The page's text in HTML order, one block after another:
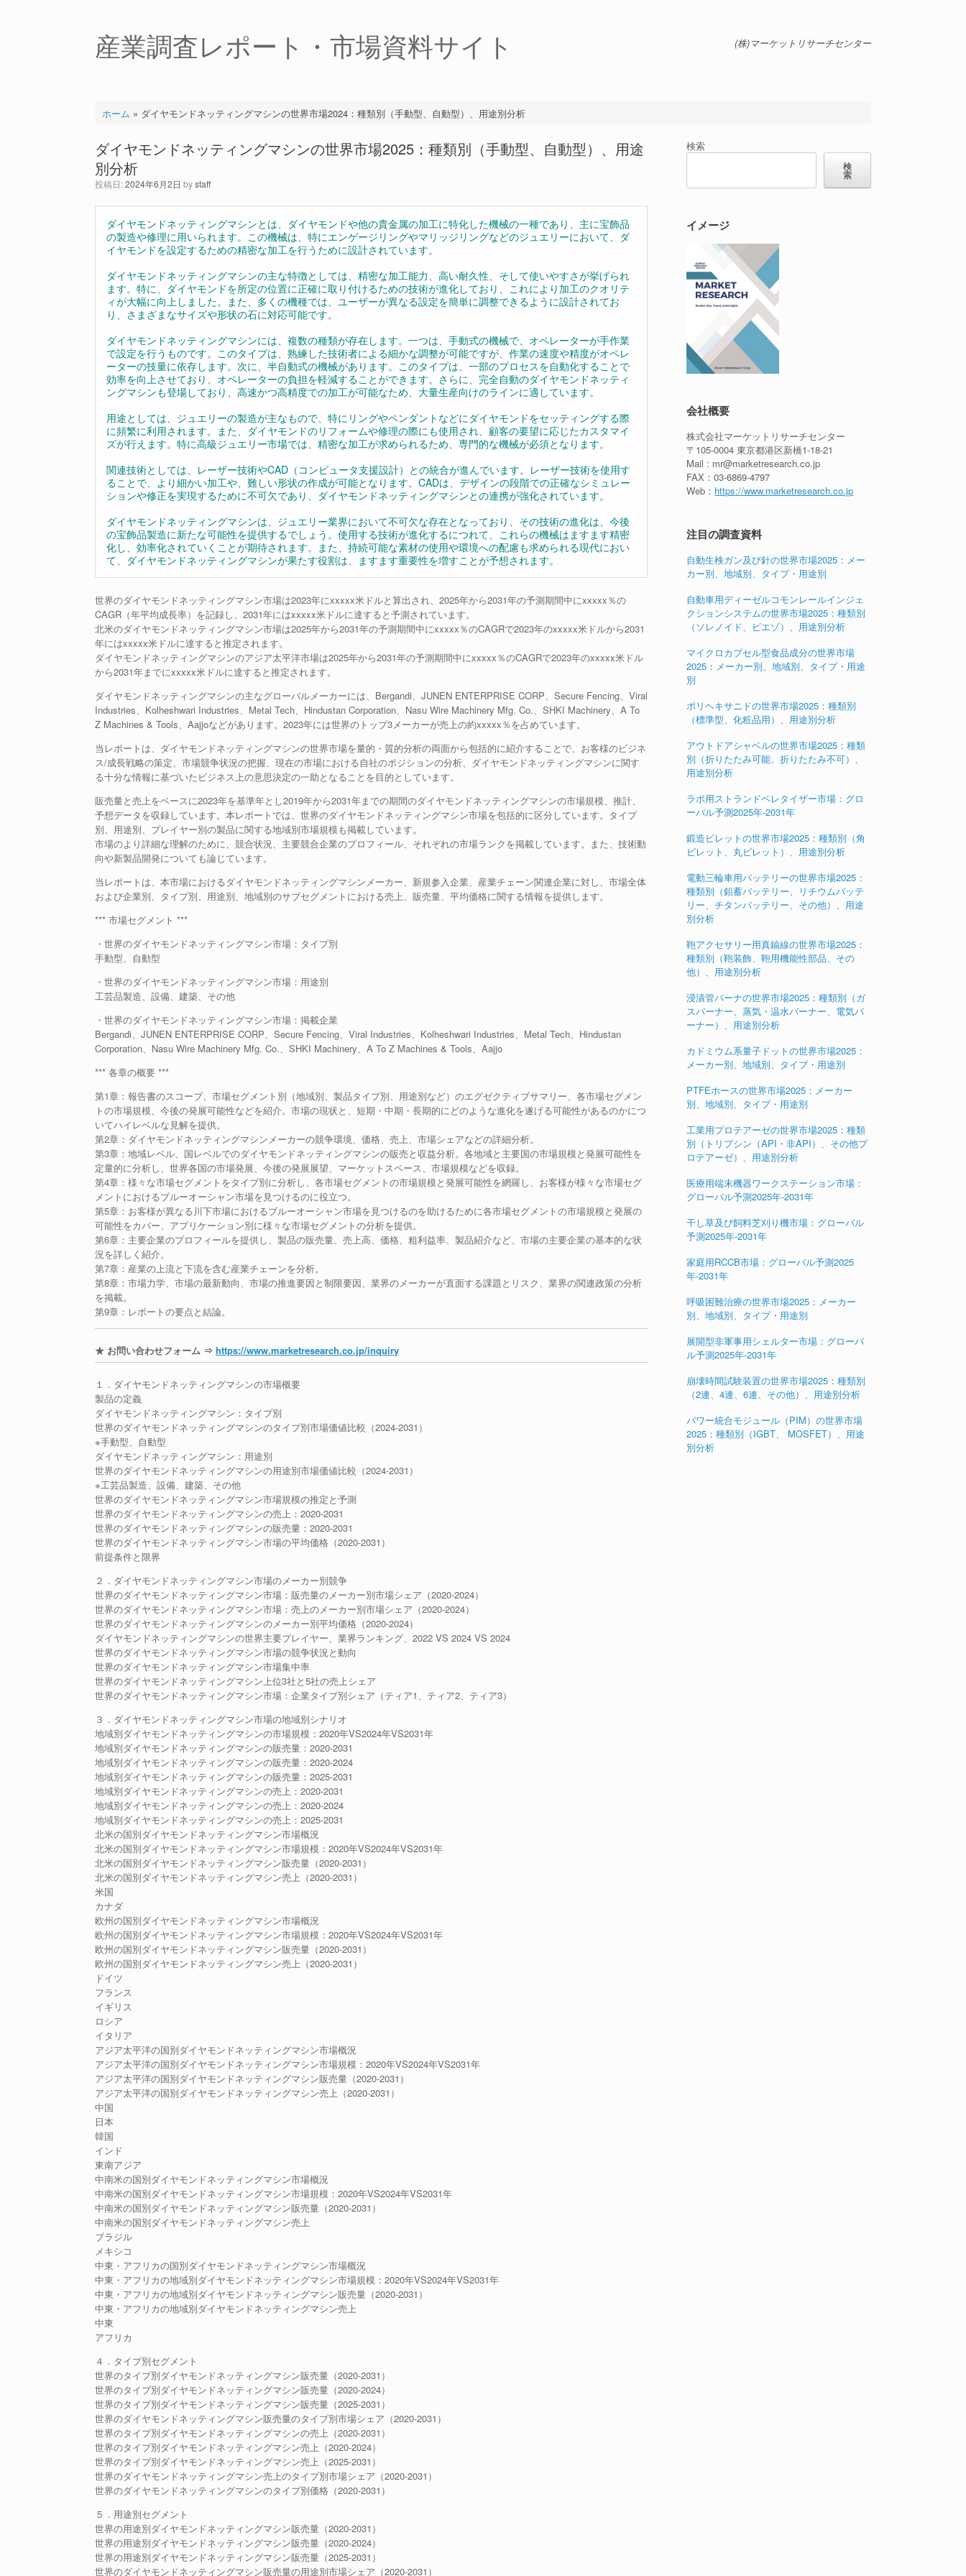
産業調査レポート・市場資料サイト (株)マーケットリサーチセンター
ホーム » ダイヤモンドネッティングマシンの世界市場2024：種類別（手動型、自動型）、用途別分析
ダイヤモンドネッティングマシンの世界市場2025：種類別（手動型、自動型）、用途
別分析
投稿日:2024年6月2日 bystaff
ダイヤモンドネッティングマシンとは、ダイヤモンドや他の貴金属の加工に特化した機械の一種であり、主に宝飾品
の製造や修理に用いられます。この機械は、特にエンゲージリングやマリッジリングなどのジュエリーにおいて、ダ
イヤモンドを設定するための精密な加工を行うために設計されています。
ダイヤモンドネッティングマシンの主な特徴としては、精密な加工能力、高い耐久性、そして使いやすさが挙げられ
ます。特に、ダイヤモンドを所定の位置に正確に取り付けるための技術が進化しており、これにより加工のクオリテ
ィが大幅に向上しました。また、多くの機種では、ユーザーが異なる設定を簡単に調整できるように設計されてお
り、さまざまなサイズや形状の石に対応可能です。
ダイヤモンドネッティングマシンには、複数の種類が存在します。一つは、手動式の機械で、オペレーターが手作業
で設定を行うものです。このタイプは、熟練した技術者による細かな調整が可能ですが、作業の速度や精度がオペレ
ーターの技量に依存します。次に、半自動式の機械があります。このタイプは、一部のプロセスを自動化することで
効率を向上させており、オペレーターの負担を軽減することができます。さらに、完全自動のダイヤモンドネッティ
ングマシンも登場しており、高速かつ高精度での加工が可能なため、大量生産向けのラインに適しています。
用途としては、ジュエリーの製造が主なもので、特にリングやペンダントなどにダイヤモンドをセッティングする際
に頻繁に利用されます。また、ダイヤモンドのリフォームや修理の際にも使用され、顧客の要望に応じたカスタマイ
ズが行えます。特に高級ジュエリー市場では、精密な加工が求められるため、専門的な機械が必須となります。
関連技術としては、レーザー技術やCAD（コンピュータ支援設計）との統合が進んでいます。レーザー技術を使用す
ることで、より細かい加工や、難しい形状の作成が可能となります。CADは、デザインの段階での正確なシミュレー
ションや修正を実現するために不可欠であり、ダイヤモンドネッティングマシンとの連携が強化されています。
ダイヤモンドネッティングマシンは、ジュエリー業界において不可欠な存在となっており、その技術の進化は、今後
の宝飾品製造に新たな可能性を提供するでしょう。使用する技術が進化するにつれて、これらの機械はますます精密
化し、効率化されていくことが期待されます。また、持続可能な素材の使用や環境への配慮も求められる現代におい
て、ダイヤモンドネッティングマシンが果たす役割は、ますます重要性を増すことが予想されます。
世界のダイヤモンドネッティングマシン市場は2023年にxxxxx米ドルと算出され、2025年から2031年の予測期間中にxxxxx％の
CAGR（年平均成長率）を記録し、2031年にはxxxxx米ドルに達すると予測されています。
北米のダイヤモンドネッティングマシン市場は2025年から2031年の予測期間中にxxxxx％のCAGRで2023年のxxxxx米ドルから2031
年にはxxxxx米ドルに達すると推定されます。
ダイヤモンドネッティングマシンのアジア太平洋市場は2025年から2031年の予測期間中にxxxxx％のCAGRで2023年のxxxxx米ドル
から2031年までにxxxxx米ドルに達すると推定されます。
ダイヤモンドネッティングマシンの主なグローバルメーカーには、Bergandi、JUNEN ENTERPRISE CORP、Secure Fencing、Viral
Industries、Kolheshwari Industries、Metal Tech、Hindustan Corporation、Nasu Wire Machinery Mfg. Co.、SHKI Machinery、A To
Z Machines & Tools、Aajjoなどがあります。2023年には世界のトップ3メーカーが売上の約xxxxx％を占めています。
当レポートは、ダイヤモンドネッティングマシンの世界市場を量的・質的分析の両面から包括的に紹介することで、お客様のビジネ
ス/成長戦略の策定、市場競争状況の把握、現在の市場における自社のポジションの分析、ダイヤモンドネッティングマシンに関す
る十分な情報に基づいたビジネス上の意思決定の一助となることを目的としています。
販売量と売上をベースに2023年を基準年とし2019年から2031年までの期間のダイヤモンドネッティングマシンの市場規模、推計、
予想データを収録しています。本レポートでは、世界のダイヤモンドネッティングマシン市場を包括的に区分しています。タイプ
別、用途別、プレイヤー別の製品に関する地域別市場規模も掲載しています。
市場のより詳細な理解のために、競合状況、主要競合企業のプロフィール、それぞれの市場ランクを掲載しています。また、技術動
向や新製品開発についても論じています。
当レポートは、本市場におけるダイヤモンドネッティングマシンメーカー、新規参入企業、産業チェーン関連企業に対し、市場全体
および企業別、タイプ別、用途別、地域別のサブセグメントにおける売上、販売量、平均価格に関する情報を提供します。
*** 市場セグメント ***
・世界のダイヤモンドネッティングマシン市場：タイプ別
手動型、自動型
・世界のダイヤモンドネッティングマシン市場：用途別
工芸品製造、設備、建築、その他
・世界のダイヤモンドネッティングマシン市場：掲載企業
Bergandi、JUNEN ENTERPRISE CORP、Secure Fencing、Viral Industries、Kolheshwari Industries、Metal Tech、Hindustan
Corporation、Nasu Wire Machinery Mfg. Co.、SHKI Machinery、A To Z Machines & Tools、Aajjo
*** 各章の概要 ***
第1章：報告書のスコープ、市場セグメント別（地域別、製品タイプ別、用途別など）のエグゼクティブサマリー、各市場セグメン
トの市場規模、今後の発展可能性などを紹介。市場の現状と、短期・中期・長期的にどのような進化を遂げる可能性があるのかにつ
いてハイレベルな見解を提供。
第2章：ダイヤモンドネッティングマシンメーカーの競争環境、価格、売上、市場シェアなどの詳細分析。
第3章：地域レベル、国レベルでのダイヤモンドネッティングマシンの販売と収益分析。各地域と主要国の市場規模と発展可能性を
定量的に分析し、世界各国の市場発展、今後の発展展望、マーケットスペース、市場規模などを収録。
第4章：様々な市場セグメントをタイプ別に分析し、各市場セグメントの市場規模と発展可能性を網羅し、お客様が様々な市場セグ
メントにおけるブルーオーシャン市場を見つけるのに役立つ。
第5章：お客様が異なる川下市場におけるブルーオーシャン市場を見つけるのを助けるために各市場セグメントの市場規模と発展の
可能性をカバー、アプリケーション別に様々な市場セグメントの分析を提供。
第6章：主要企業のプロフィールを提供し、製品の販売量、売上高、価格、粗利益率、製品紹介など、市場の主要企業の基本的な状
況を詳しく紹介。
第7章：産業の上流と下流を含む産業チェーンを分析。
第8章：市場力学、市場の最新動向、市場の推進要因と制限要因、業界のメーカーが直面する課題とリスク、業界の関連政策の分析
を掲載。
第9章：レポートの要点と結論。
★ お問い合わせフォーム ⇒ https://www.marketresearch.co.jp/inquiry
１．ダイヤモンドネッティングマシンの市場概要
製品の定義
ダイヤモンドネッティングマシン：タイプ別
世界のダイヤモンドネッティングマシンのタイプ別市場価値比較（2024-2031）
※手動型、自動型
ダイヤモンドネッティングマシン：用途別
世界のダイヤモンドネッティングマシンの用途別市場価値比較（2024-2031）
※工芸品製造、設備、建築、その他
世界のダイヤモンドネッティングマシン市場規模の推定と予測
世界のダイヤモンドネッティングマシンの売上：2020-2031
世界のダイヤモンドネッティングマシンの販売量：2020-2031
世界のダイヤモンドネッティングマシン市場の平均価格（2020-2031）
前提条件と限界
２．ダイヤモンドネッティングマシン市場のメーカー別競争
世界のダイヤモンドネッティングマシン市場：販売量のメーカー別市場シェア（2020-2024）
世界のダイヤモンドネッティングマシン市場：売上のメーカー別市場シェア（2020-2024）
世界のダイヤモンドネッティングマシンのメーカー別平均価格（2020-2024）
ダイヤモンドネッティングマシンの世界主要プレイヤー、業界ランキング、2022 VS 2024 VS 2024
世界のダイヤモンドネッティングマシン市場の競争状況と動向
世界のダイヤモンドネッティングマシン市場集中率
世界のダイヤモンドネッティングマシン上位3社と5社の売上シェア
世界のダイヤモンドネッティングマシン市場：企業タイプ別シェア（ティア1、ティア2、ティア3）
３．ダイヤモンドネッティングマシン市場の地域別シナリオ
地域別ダイヤモンドネッティングマシンの市場規模：2020年VS2024年VS2031年
地域別ダイヤモンドネッティングマシンの販売量：2020-2031
地域別ダイヤモンドネッティングマシンの販売量：2020-2024
地域別ダイヤモンドネッティングマシンの販売量：2025-2031
地域別ダイヤモンドネッティングマシンの売上：2020-2031
地域別ダイヤモンドネッティングマシンの売上：2020-2024
地域別ダイヤモンドネッティングマシンの売上：2025-2031
北米の国別ダイヤモンドネッティングマシン市場概況
北米の国別ダイヤモンドネッティングマシン市場規模：2020年VS2024年VS2031年
北米の国別ダイヤモンドネッティングマシン販売量（2020-2031）
北米の国別ダイヤモンドネッティングマシン売上（2020-2031）
米国
カナダ
欧州の国別ダイヤモンドネッティングマシン市場概況
欧州の国別ダイヤモンドネッティングマシン市場規模：2020年VS2024年VS2031年
欧州の国別ダイヤモンドネッティングマシン販売量（2020-2031）
欧州の国別ダイヤモンドネッティングマシン売上（2020-2031）
ドイツ
フランス
イギリス
ロシア
イタリア
アジア太平洋の国別ダイヤモンドネッティングマシン市場概況
アジア太平洋の国別ダイヤモンドネッティングマシン市場規模：2020年VS2024年VS2031年
アジア太平洋の国別ダイヤモンドネッティングマシン販売量（2020-2031）
アジア太平洋の国別ダイヤモンドネッティングマシン売上（2020-2031）
中国
日本
韓国
インド
東南アジア
中南米の国別ダイヤモンドネッティングマシン市場概況
中南米の国別ダイヤモンドネッティングマシン市場規模：2020年VS2024年VS2031年
中南米の国別ダイヤモンドネッティングマシン販売量（2020-2031）
中南米の国別ダイヤモンドネッティングマシン売上
ブラジル
メキシコ
中東・アフリカの国別ダイヤモンドネッティングマシン市場概況
中東・アフリカの地域別ダイヤモンドネッティングマシン市場規模：2020年VS2024年VS2031年
中東・アフリカの地域別ダイヤモンドネッティングマシン販売量（2020-2031）
中東・アフリカの地域別ダイヤモンドネッティングマシン売上
中東
アフリカ
４．タイプ別セグメント
世界のタイプ別ダイヤモンドネッティングマシン販売量（2020-2031）
世界のタイプ別ダイヤモンドネッティングマシン販売量（2020-2024）
世界のタイプ別ダイヤモンドネッティングマシン販売量（2025-2031）
世界のダイヤモンドネッティングマシン販売量のタイプ別市場シェア（2020-2031）
世界のタイプ別ダイヤモンドネッティングマシンの売上（2020-2031）
世界のタイプ別ダイヤモンドネッティングマシン売上（2020-2024）
世界のタイプ別ダイヤモンドネッティングマシン売上（2025-2031）
世界のダイヤモンドネッティングマシン売上のタイプ別市場シェア（2020-2031）
世界のダイヤモンドネッティングマシンのタイプ別価格（2020-2031）
５．用途別セグメント
世界の用途別ダイヤモンドネッティングマシン販売量（2020-2031）
世界の用途別ダイヤモンドネッティングマシン販売量（2020-2024）
世界の用途別ダイヤモンドネッティングマシン販売量（2025-2031）
世界のダイヤモンドネッティングマシン販売量の用途別市場シェア（2020-2031）
検索
検
索
イメージ
会社概要
株式会社マーケットリサーチセンター
〒105-0004 東京都港区新橋1-18-21
Mail : mr@marketresearch.co.jp
FAX：03-6869-4797
Web： https://www.marketresearch.co.jp
注目の調査資料
自動生検ガン及び針の世界市場2025：メー
カー別、地域別、タイプ・用途別
自動車用ディーゼルコモンレールインジェ
クションシステムの世界市場2025：種類別
（ソレノイド、ピエゾ）、用途別分析
マイクロカプセル型食品成分の世界市場
2025：メーカー別、地域別、タイプ・用途
別
ポリヘキサニドの世界市場2025：種類別
（標準型、化粧品用）、用途別分析
アウトドアシャベルの世界市場2025：種類
別（折りたたみ可能、折りたたみ不可）、
用途別分析
ラボ用ストランドペレタイザー市場：グロ
ーバル予測2025年-2031年
鍛造ビレットの世界市場2025：種類別（角
ビレット、丸ビレット）、用途別分析
電動三輪車用バッテリーの世界市場2025：
種類別（鉛蓄バッテリー、リチウムバッテ
リー、チタンバッテリー、その他）、用途
別分析
鞄アクセサリー用真鍮線の世界市場2025：
種類別（鞄装飾、鞄用機能性部品、その
他）、用途別分析
浸漬管バーナの世界市場2025：種類別（ガ
スバーナー、蒸気・温水バーナー、電気バ
ーナー）、用途別分析
カドミウム系量子ドットの世界市場2025：
メーカー別、地域別、タイプ・用途別
PTFEホースの世界市場2025：メーカー
別、地域別、タイプ・用途別
工業用プロテアーゼの世界市場2025：種類
別（トリプシン（API・非API）、その他プ
ロテアーゼ）、用途別分析
医療用端末機器ワークステーション市場：
グローバル予測2025年-2031年
干し草及び飼料芝刈り機市場：グローバル
予測2025年-2031年
家庭用RCCB市場：グローバル予測2025
年-2031年
呼吸困難治療の世界市場2025：メーカー
別、地域別、タイプ・用途別
展開型非軍事用シェルター市場：グローバ
ル予測2025年-2031年
崩壊時間試験装置の世界市場2025：種類別
（2連、4連、6連、その他）、用途別分析
パワー統合モジュール（PIM）の世界市場
2025：種類別（IGBT、 MOSFET）、用途
別分析